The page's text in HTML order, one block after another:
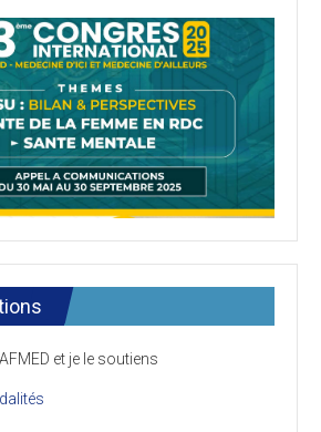
et je le soutiens